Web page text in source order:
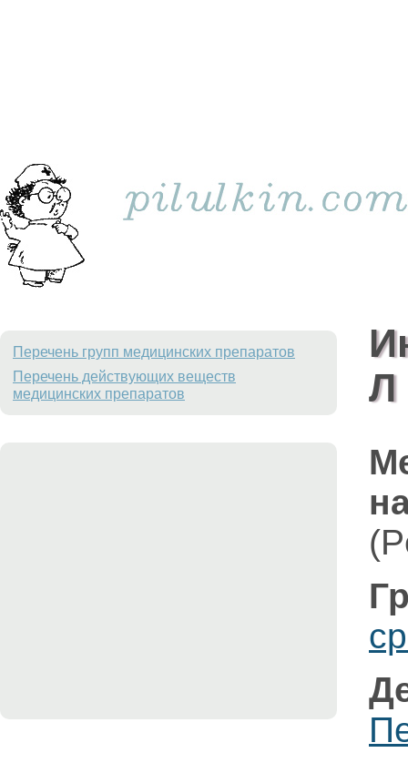
Перечень групп медицинских препаратов
Перечень действующих веществ
медицинских препаратов
Л